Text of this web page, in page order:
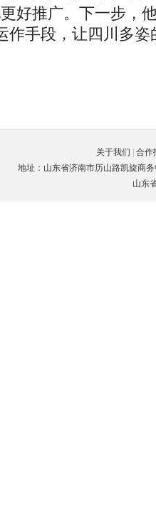
好推广。下一步，
作手段，让四川多
关于我们
合作
地址：山东省济南市历山路凯旋商务
山东